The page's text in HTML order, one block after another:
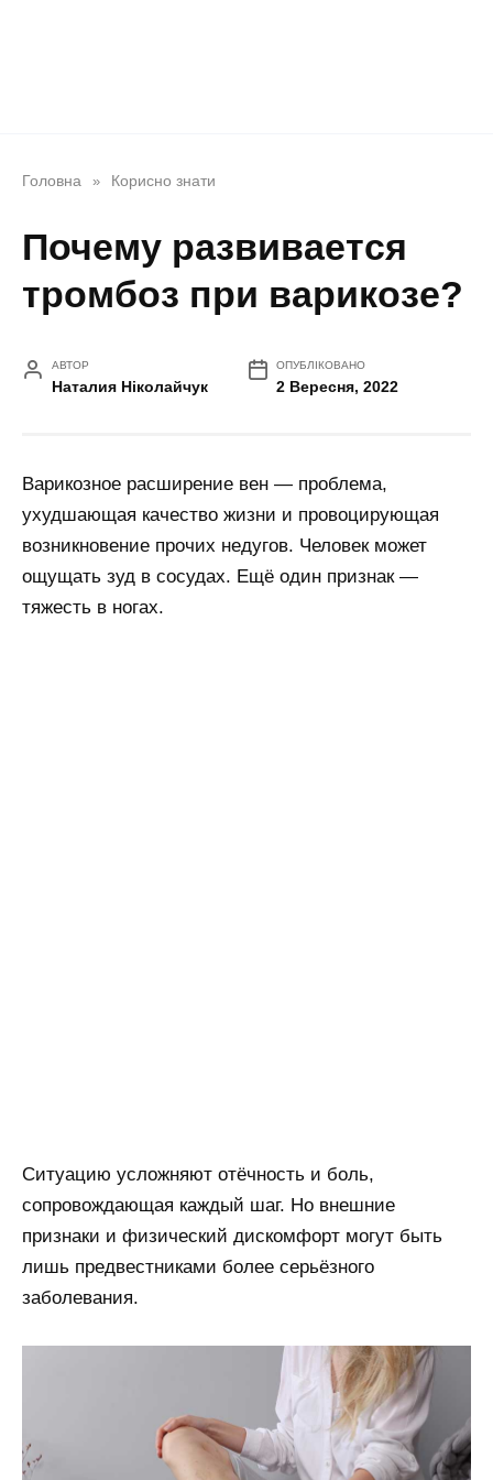
Головна » Корисно знати
Почему развивается
тромбоз при варикозе?
АВТОР
Наталия Ніколайчук
ОПУБЛІКОВАНО
2 Вересня, 2022
Варикозное расширение вен — проблема,
ухудшающая качество жизни и провоцирующая
возникновение прочих недугов. Человек может
ощущать зуд в сосудах. Ещё один признак —
тяжесть в ногах.
Ситуацию усложняют отёчность и боль,
сопровождающая каждый шаг. Но внешние
признаки и физический дискомфорт могут быть
лишь предвестниками более серьёзного
заболевания.